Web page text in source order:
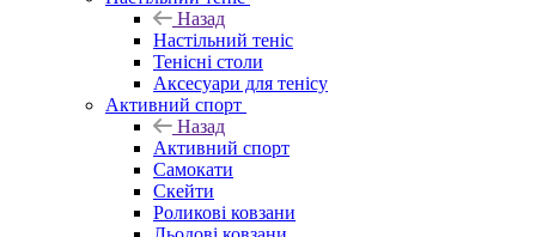
Назад
Настільний теніс
Тенісні столи
Аксесуари для тенісу
Активний спорт
Назад
Активний спорт
Самокати
Скейти
Роликові ковзани